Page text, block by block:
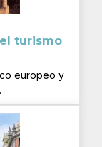
turismo
europeo y